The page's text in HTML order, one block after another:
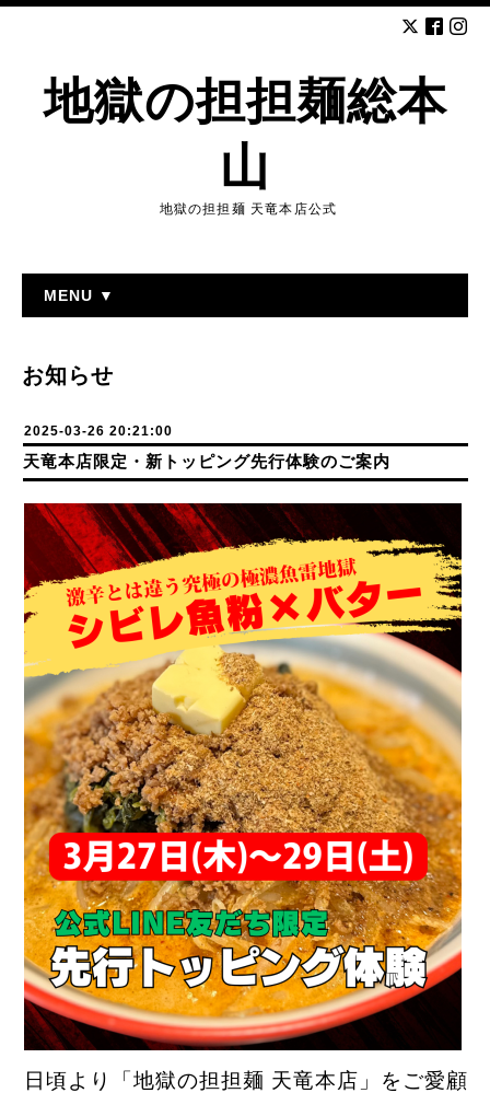
地獄の担担麺総本
山
地獄の担担麺 天竜本店公式
MENU ▼
お知らせ
2025-03-26 20:21:00
天竜本店限定・新トッピング先行体験のご案内
日頃より「地獄の担担麺 天竜本店」をご愛顧